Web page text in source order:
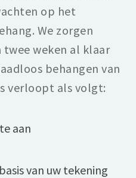
op het
We zorgen
weken al klaar
behangen van
verloopt als volgt:
aan
van uw tekening